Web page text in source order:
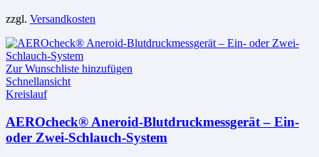
Optionen
auf
Produktseite
Varianten
Die
können
gewählt
werden
zzgl. Versandkosten
Zur Wunschliste hinzufügen
Schnellansicht
Kreislauf
AEROcheck® Aneroid-Blutdruckmessgerät – Ein-
oder Zwei-Schlauch-System